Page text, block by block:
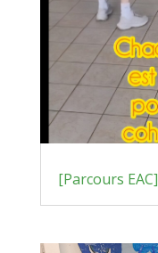
[Parcours